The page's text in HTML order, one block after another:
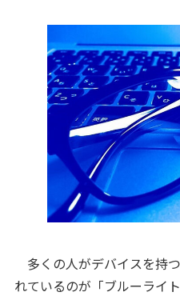
多くの人がデバイスを持
れているのが「ブルーライト